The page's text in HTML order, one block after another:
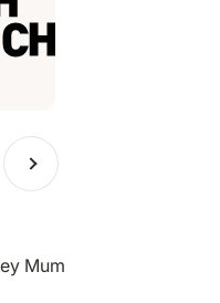
1 springen
2 springen
Eintrag 3 springen
Weiter
Mum